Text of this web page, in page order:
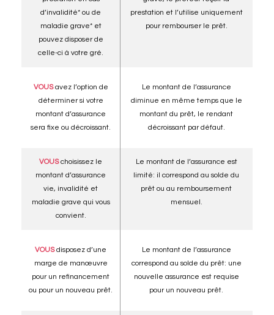
d’invalidité* ou de
maladie grave* et
pouvez disposer de
celle-ci à votre gré.
prestation et l’utilise uniquement
pour rembourser le prêt.
VOUSavez l’option de
déterminer si votre
montant d’assurance
sera fixe ou décroissant.
Le montant de l’assurance
diminue en même temps que le
montant du prêt, le rendant
décroissant par défaut.
VOUSchoisissez le
montant d’assurance
vie, invalidité et
maladie grave qui vous
convient.
Le montant de l’assurance est
limité: il correspond au solde du
prêt ou au remboursement
mensuel.
VOUSdisposez d’une
marge de manœuvre
pour un refinancement
ou pour un nouveau prêt.
Le montant de l’assurance
correspond au solde du prêt: une
nouvelle assurance est requise
pour un nouveau prêt.